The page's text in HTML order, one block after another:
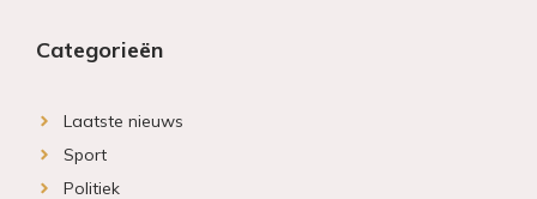
Categorieën
Laatste nieuws
Sport
Politiek